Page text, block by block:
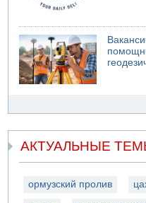
АКТУАЛЬНЫЕ
ормузский пролив